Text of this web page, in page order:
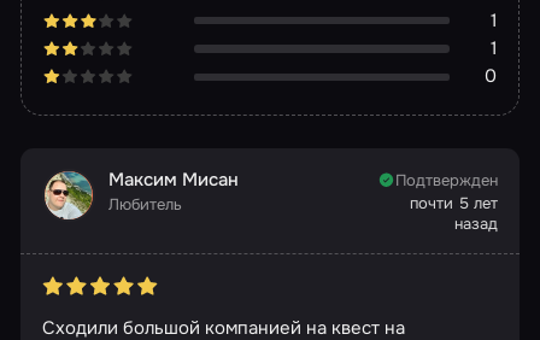
1
1
0
Максим Мисан
Любитель
Подтвержден
почти 5 лет
назад
Сходили большой компанией на квест на